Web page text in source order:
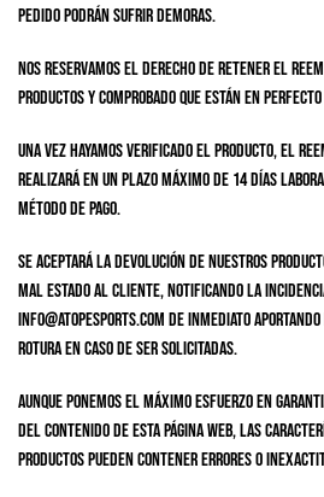
pedido podrán sufrir demoras.
Nos reservamos el derecho de retener el
productos y comprobado que están en
Una vez hayamos verificado el producto, el
realizará en un plazo máximo de 14 días
método de pago.
Se aceptará la devolución de nuestros
mal estado al cliente, notificando la
info@atopesports.com de inmediato
rotura en caso de ser solicitadas.
Aunque ponemos el máximo esfuerzo en
del contenido de esta página web, las
productos pueden contener errores o